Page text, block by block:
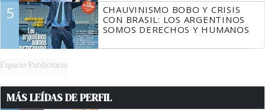
5
CHAUVINISMO BOBO Y CRISIS
CON BRASIL: LOS ARGENTINOS
SOMOS DERECHOS Y HUMANOS
Espacio Publicitario
MÁS LEÍDAS DE PERFIL